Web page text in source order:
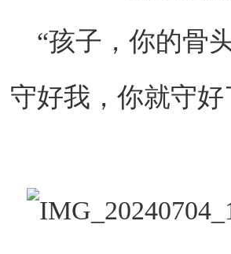
“孩子，你的骨
守好我，你就守